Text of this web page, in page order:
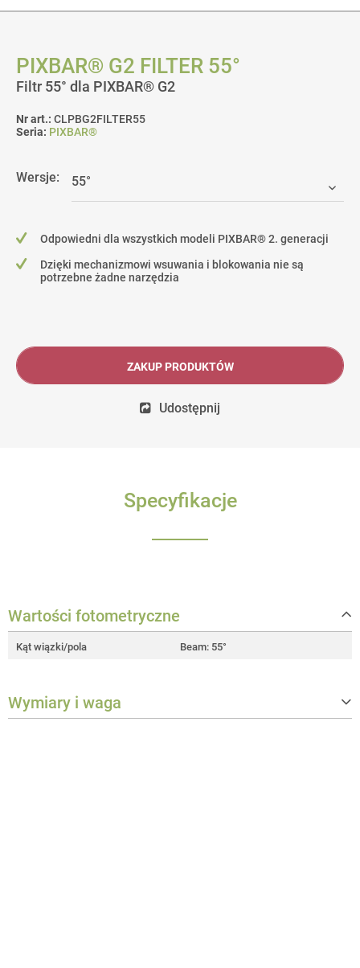
PIXBAR® G2 FILTER 55°
Filtr 55° dla PIXBAR® G2
Nr art.: CLPBG2FILTER55
Seria: PIXBAR®
Wersje:
Odpowiedni dla wszystkich modeli PIXBAR® 2. generacji
Dzięki mechanizmowi wsuwania i blokowania nie są
potrzebne żadne narzędzia
ZAKUP PRODUKTÓW
Udostępnij
Specyfikacje
Wartości fotometryczne
Kąt wiązki/pola Beam: 55°
Wymiary i waga